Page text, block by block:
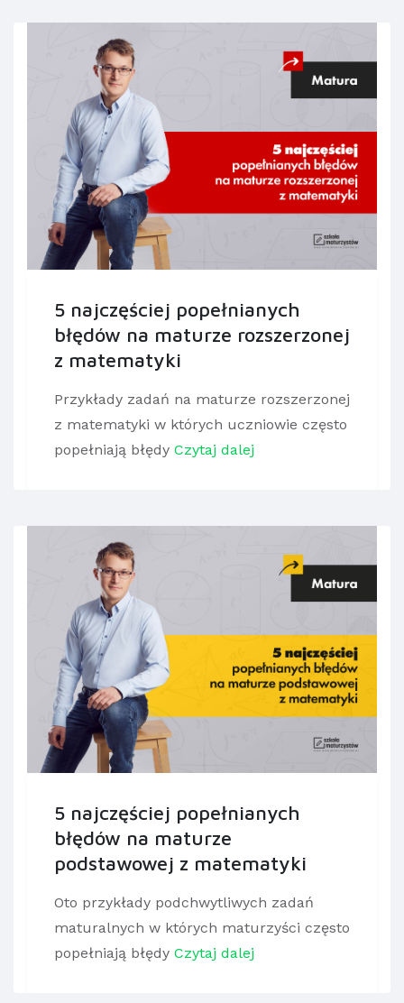
5 najczęściej popełnianych
błędów na maturze rozszerzonej
z matematyki
Przykłady zadań na maturze rozszerzonej
z matematyki w których uczniowie często
popełniają błędy Czytaj dalej
5 najczęściej popełnianych
błędów na maturze
podstawowej z matematyki
Oto przykłady podchwytliwych zadań
maturalnych w których maturzyści często
popełniają błędy Czytaj dalej